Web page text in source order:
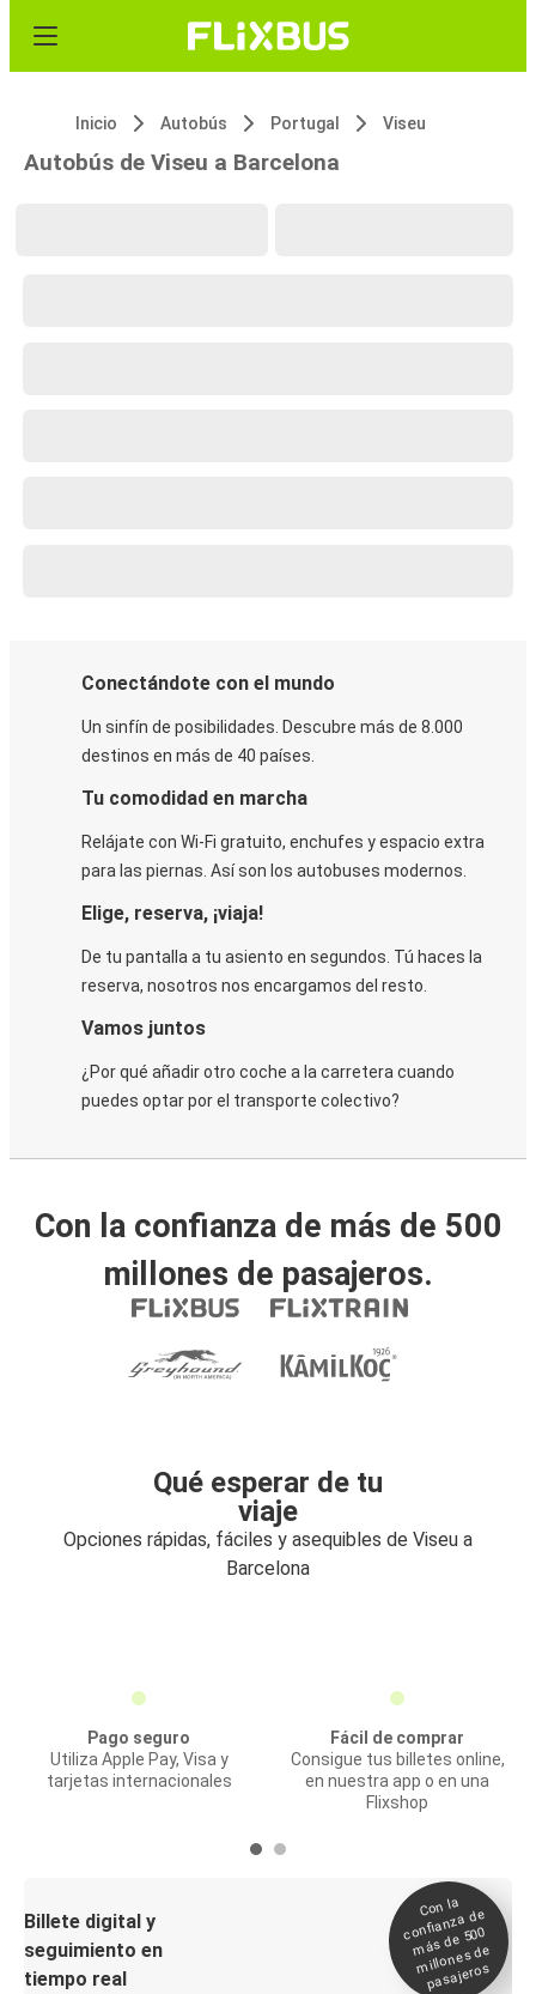
Inicio Autobús Portugal Viseu
Autobús de Viseu a Barcelona
Conectándote con el mundo
Un sinfín de posibilidades. Descubre más de 8.000
destinos en más de 40 países.
Tu comodidad en marcha
Relájate con Wi-Fi gratuito, enchufes y espacio extra
para las piernas. Así son los autobuses modernos.
Elige, reserva, ¡viaja!
De tu pantalla a tu asiento en segundos. Tú haces la
reserva, nosotros nos encargamos del resto.
Vamos juntos
¿Por qué añadir otro coche a la carretera cuando
puedes optar por el transporte colectivo?
Con la confianza de más de 500
millones de pasajeros.
Qué esperar de tu
viaje
Opciones rápidas, fáciles y asequibles de Viseu a
Barcelona
Pago seguro
Utiliza Apple Pay, Visa y
tarjetas internacionales
Fácil de comprar
Consigue tus billetes online,
en nuestra app o en una
Flixshop
Billete digital y
seguimiento en
tiempo real
Con la
confianza de
más de 500
millones de
pasajeros